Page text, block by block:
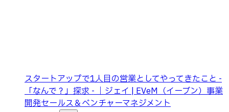
スタートアップで1人目の営業としてやってきたこと -
「なんで？」探求 - ｜ジェイ | EVeM（イーブン）事業
開発セールス＆ベンチャーマネジメント